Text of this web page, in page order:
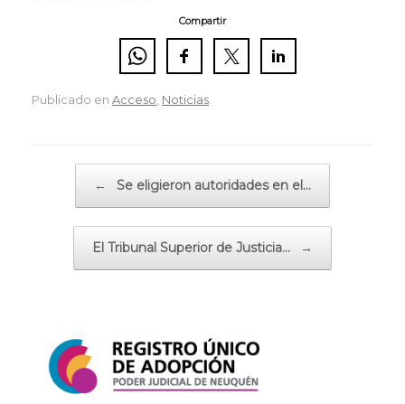
Compartir
Publicado en Acceso Noticias
← Se eligieron autoridades en el…
El Tribunal Superior de Justicia… →